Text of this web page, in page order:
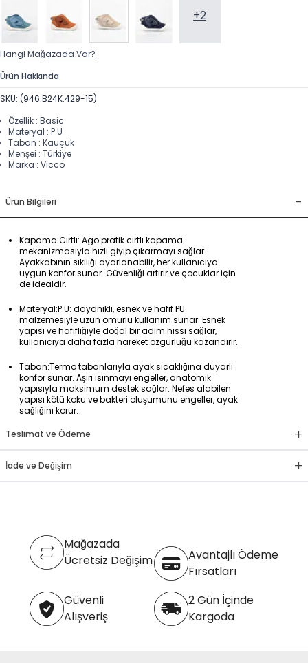
+2
Hangi Mağazada Var?
Ürün Hakkında
SKU: (946.B24K.429-15)
Özellik : Basic
Materyal : P.U
Taban : Kauçuk
Menşei : Türkiye
Marka : Vicco
Ürün Bilgileri -
Kapama:Cırtlı: Ago pratik cırtlı kapama
mekanizmasıyla hızlı giyip çıkarmayı sağlar.
Ayakkabının sıkılığı ayarlanabilir, her kullanıcıya
uygun konfor sunar. Güvenliği artırır ve çocuklar için
de idealdir.
Materyal:P.U: dayanıklı, esnek ve hafif PU
malzemesiyle uzun ömürlü kullanım sunar. Esnek
yapısı ve hafifliğiyle doğal bir adım hissi sağlar,
kullanıcıya daha fazla hareket özgürlüğü kazandırır.
Taban:Termo tabanlarıyla ayak sıcaklığına duyarlı
konfor sunar. Aşırı ısınmayı engeller, anatomik
yapısıyla maksimum destek sağlar. Nefes alabilen
yapısı kötü koku ve bakteri oluşumunu engeller, ayak
sağlığını korur.
Teslimat ve Ödeme
+
İade ve Değişim +
Mağazada
Ücretsiz Değişim
Avantajlı Ödeme
Fırsatları
Güvenli
Alışveriş
2 Gün İçinde
Kargoda